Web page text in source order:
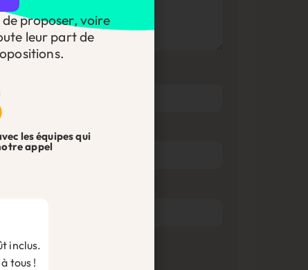
proposer, voire
leur part de
les équipes qui
appel
inclus.
tous !